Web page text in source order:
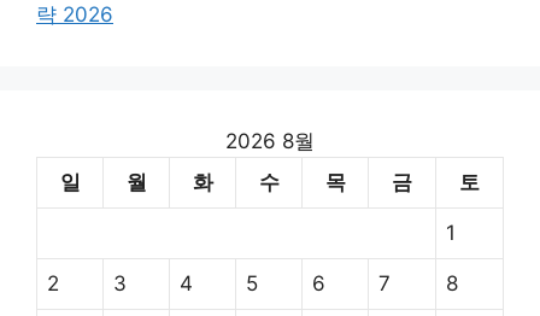
략 2026
2026 8월
일
월 화 수 목 금 토
1
2 3 4 5 6 7 8